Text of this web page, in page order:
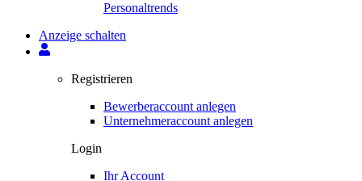
Personal­trends
Anzeige schalten
Registrieren
Bewerberaccount anlegen
Unternehmeraccount anlegen
Login
Ihr Account